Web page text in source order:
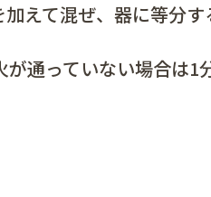
えて混ぜ、器に等分す
通っていない場合は1